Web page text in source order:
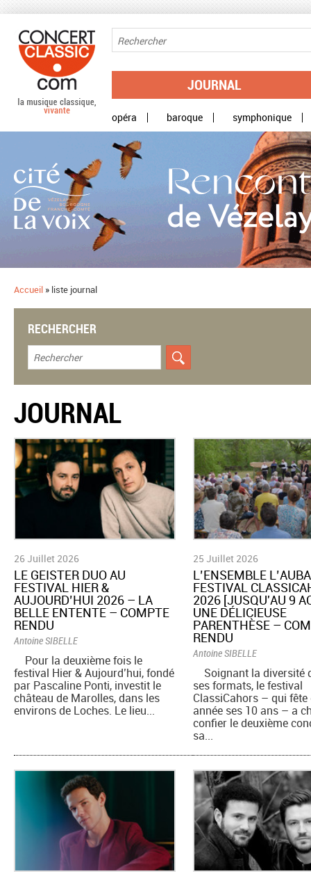
JOURNAL
opéra baroque symphonique
Accueil » liste journal
RECHERCHER
JOURNAL
26 Juillet 2026
LE GEISTER DUO AU
FESTIVAL HIER &
AUJOURD’HUI 2026 – LA
BELLE ENTENTE – COMPTE
RENDU
Antoine SIBELLE
Pour la deuxième fois le
festival Hier & Aujourd’hui, fondé
par Pascaline Ponti, investit le
château de Marolles, dans les
environs de Loches. Le lieu...
25 Juillet 2026
L’ENSEMBLE
FESTIVAL
2026 [JUSQU'AU 9
UNE DÉLICIEUSE
PARENTHÈSE –
RENDU
Antoine SIBELLE
Soignant la diversité
ses formats, le festival
ClassiCahors – qui fête
année ses 10 ans – a
confier le deuxième
sa...